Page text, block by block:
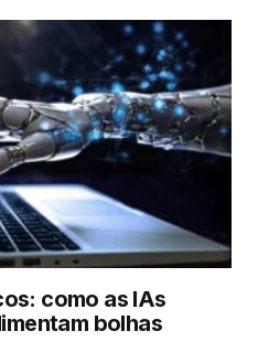
como as IAs
bolhas